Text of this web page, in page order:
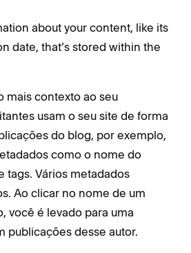
about your content, like its
date, that’s stored within the
mais contexto ao seu
usam o seu site de forma
do blog, por exemplo,
como o nome do
tags. Vários metadados
Ao clicar no nome de um
você é levado para uma
publicações desse autor.